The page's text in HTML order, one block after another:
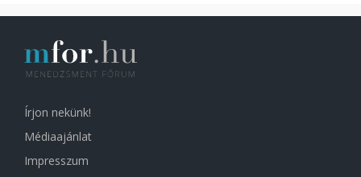
Írjon nekünk!
Médiaajánlat
Impresszum